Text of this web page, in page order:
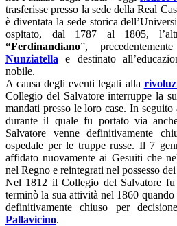
trasferisse presso la sede della Real
è diventata la sede storica
ospitato, dal 1787 al 1805,
“Ferdinandiano”,
Nunziatella e destinato
nobile.
A causa degli eventi legati alla
Collegio del Salvatore interruppe la
mandati presso le loro case. In
durante il quale fu portato via
Salvatore venne definitivamente
ospedale per le truppe russe. Il 7
affidato nuovamente ai Gesuiti che
nel Regno e reintegrati nel possesso
Nel 1812 il Collegio del Salvatore
terminò la sua attività nel 1860
definitivamente chiuso per
Pallavicino.